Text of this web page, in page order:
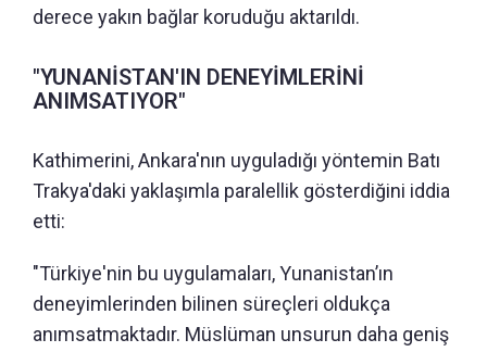
derece yakın bağlar koruduğu aktarıldı.
"YUNANİSTAN'IN DENEYİMLERİNİ
ANIMSATIYOR"
Kathimerini, Ankara'nın uyguladığı yöntemin Batı
Trakya'daki yaklaşımla paralellik gösterdiğini iddia
etti:
"Türkiye'nin bu uygulamaları, Yunanistan’ın
deneyimlerinden bilinen süreçleri oldukça
anımsatmaktadır. Müslüman unsurun daha geniş